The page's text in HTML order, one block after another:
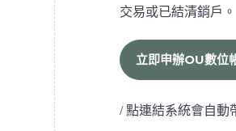
交易或已結清銷戶。
立即申辦OU數位
/ 點連結系統會自動